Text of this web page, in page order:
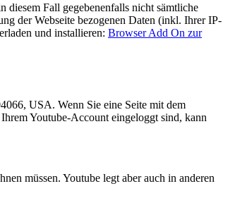
diesem Fall gegebenenfalls nicht sämtliche
der Webseite bezogenen Daten (inkl. Ihrer IP-
und installieren: Browser Add On zur
USA. Wenn Sie eine Seite mit dem
Youtube-Account eingeloggt sind, kann
müssen. Youtube legt aber auch in anderen